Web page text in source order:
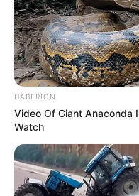
HABERION
Video Of Giant Anaconda
Watch